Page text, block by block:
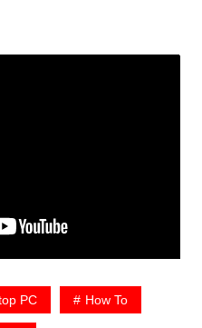
PC How To